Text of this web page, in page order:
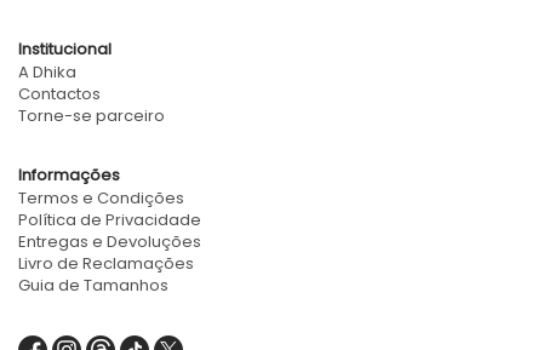
Institucional
A Dhika
Contactos
Torne-se parceiro
Informações
Termos e Condições
Política de Privacidade
Entregas e Devoluções
Livro de Reclamações
Guia de Tamanhos